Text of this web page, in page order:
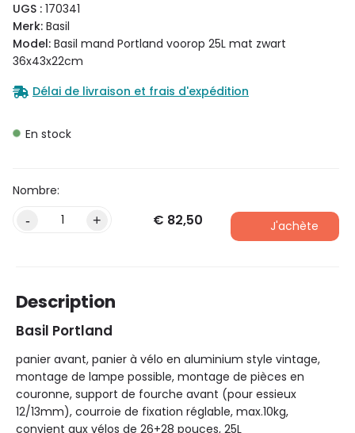
UGS : 170341
Merk: Basil
Model: Basil mand Portland voorop 25L mat zwart
36x43x22cm
Délai de livraison et frais d'expédition
En stock
- + € 82,50 J'achète
Alternative:
Description
Basil Portland
panier avant, panier à vélo en aluminium style vintage,
montage de lampe possible, montage de pièces en
couronne, support de fourche avant (pour essieux
12/13mm), courroie de fixation réglable, max.10kg,
convient aux vélos de 26+28 pouces, 25L